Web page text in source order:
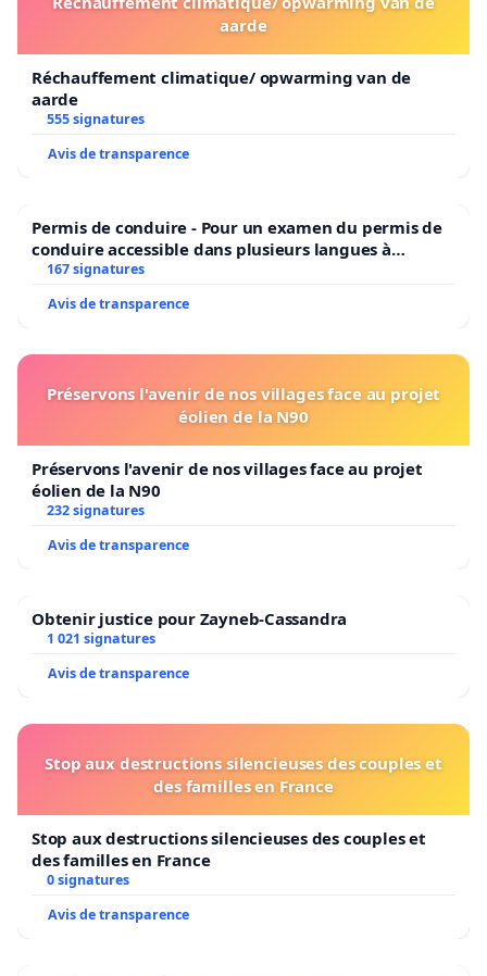
aarde
Réchauffement climatique/ opwarming van de
aarde
555 signatures
Avis de transparence
Permis de conduire - Pour un examen du permis de
conduire accessible dans plusieurs langues à
Bruxelles
167 signatures
Avis de transparence
Préservons l'avenir de nos villages face au projet
éolien de la N90
Préservons l'avenir de nos villages face au projet
éolien de la N90
232 signatures
Avis de transparence
Obtenir justice pour Zayneb-Cassandra
1 021 signatures
Avis de transparence
Stop aux destructions silencieuses des couples et
des familles en France
Stop aux destructions silencieuses des couples et
des familles en France
0 signatures
Avis de transparence